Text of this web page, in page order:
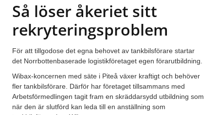
Så löser åkeriet sitt
rekryteringsproblem
För att tillgodose det egna behovet av tankbilsförare startar
det Norrbottenbaserade logistikföretaget egen förarutbildning.
Wibax-koncernen med säte i Piteå växer kraftigt och behöver
fler tankbilsförare. Därför har företaget tillsammans med
Arbetsförmedlingen tagit fram en skräddarsydd utbildning som
när den är slutförd kan leda till en anställning som